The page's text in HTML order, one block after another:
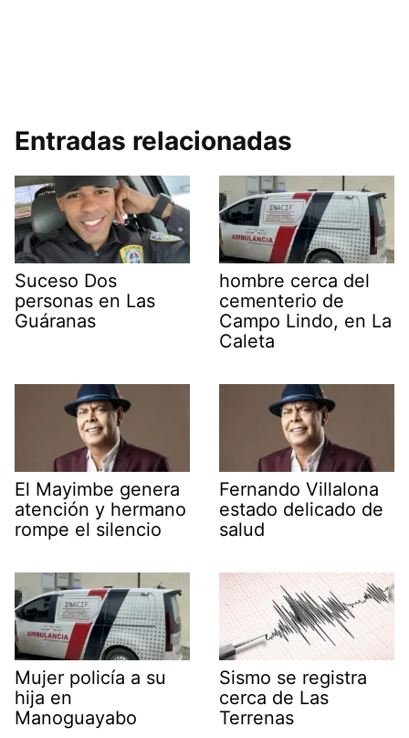
Entradas relacionadas
Suceso Dos
personas en Las
Guáranas
hombre cerca del
cementerio de
Campo Lindo, en La
Caleta
El Mayimbe genera
atención y hermano
rompe el silencio
Fernando Villalona
estado delicado de
salud
Mujer policía a su
hija en
Manoguayabo
Sismo se registra
cerca de Las
Terrenas